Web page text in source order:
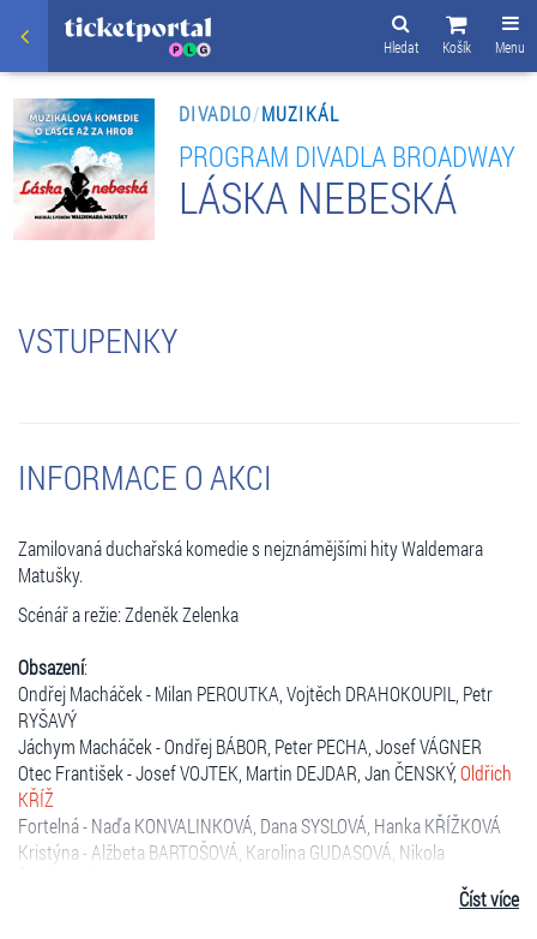
Menu
Košík
Hledat
DIVADLO/MUZIKÁL
PROGRAM DIVADLA BROADWAY
LÁSKA NEBESKÁ
VSTUPENKY
INFORMACE O AKCI
Zamilovaná duchařská komedie s nejznámějšími hity Waldemara
Matušky.
Scénář a režie: Zdeněk Zelenka
Obsazení:
Ondřej Macháček - Milan PEROUTKA, Vojtěch DRAHOKOUPIL, Petr
RYŠAVÝ
Jáchym Macháček - Ondřej BÁBOR, Peter PECHA, Josef VÁGNER
Otec František - Josef VOJTEK, Martin DEJDAR, Jan ČENSKÝ,Oldřich
KŘÍŽ
Fortelná - Naďa KONVALINKOVÁ, Dana SYSLOVÁ, Hanka KŘÍŽKOVÁ
Kristýna - Alžbeta BARTOŠOVÁ, Karolina GUDASOVÁ, Nikola
Číst více